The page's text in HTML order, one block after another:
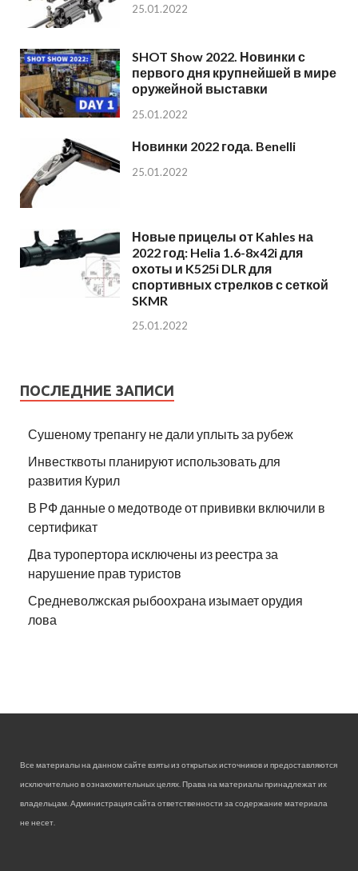
25.01.2022
SHOT Show 2022. Новинки с
первого дня крупнейшей в мире
оружейной выставки
25.01.2022
Новинки 2022 года. Benelli
25.01.2022
Новые прицелы от Kahles на
2022 год: Helia 1.6-8x42i для
охоты и K525i DLR для
спортивных стрелков с сеткой
SKMR
25.01.2022
ПОСЛЕДНИЕ ЗАПИСИ
Сушеному трепангу не дали уплыть за рубеж
Инвестквоты планируют использовать для
развития Курил
В РФ данные о медотводе от прививки включили в
сертификат
Два туропертора исключены из реестра за
нарушение прав туристов
Средневолжская рыбоохрана изымает орудия
лова
Все материалы на данном сайте взяты из открытых источников и предоставляются
исключительно в ознакомительных целях. Права на материалы принадлежат их
владельцам. Администрация сайта ответственности за содержание материала
не несет.